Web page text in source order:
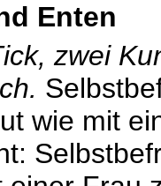
Enten
zwei
wie mit